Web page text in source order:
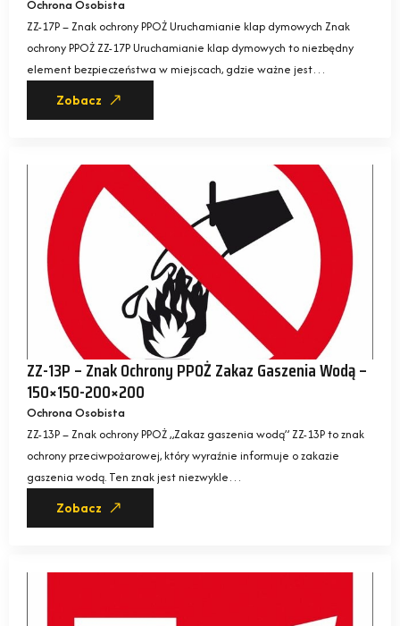
Ochrona Osobista
ZZ-17P – Znak ochrony PPOŻ Uruchamianie klap dymowych Znak
ochrony PPOŻ ZZ-17P Uruchamianie klap dymowych to niezbędny
element bezpieczeństwa w miejscach, gdzie ważne jest…
Zobacz
ZZ-13P – Znak Ochrony PPOŻ Zakaz Gaszenia Wodą –
150×150-200×200
Ochrona Osobista
ZZ-13P – Znak ochrony PPOŻ „Zakaz gaszenia wodą” ZZ-13P to znak
ochrony przeciwpożarowej, który wyraźnie informuje o zakazie
gaszenia wodą. Ten znak jest niezwykle…
Zobacz